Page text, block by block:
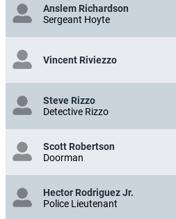
Anslem Richardson
Sergeant Hoyte
Vincent Riviezzo
Steve Rizzo
Detective Rizzo
Scott Robertson
Doorman
Hector Rodriguez Jr.
Police Lieutenant